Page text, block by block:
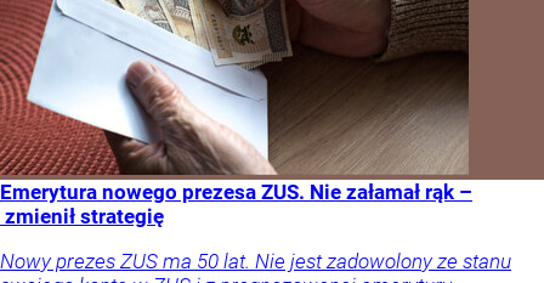
Emerytura nowego prezesa ZUS. Nie załamał rąk –
zmienił strategię
Nowy prezes ZUS ma 50 lat. Nie jest zadowolony ze stanu